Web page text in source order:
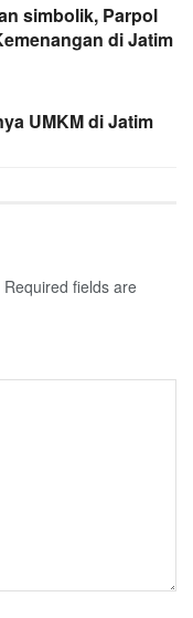
simbolik, Parpol
di Jatim
UMKM di Jatim
Required fields are